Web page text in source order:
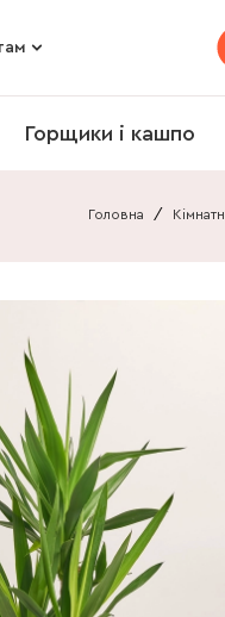
Горщики і кашпо
Головна /